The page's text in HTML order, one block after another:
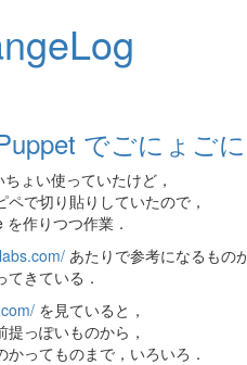
でごにょごに
ょい使っていたけど，
で切り貼りしていたので，
作りつつ作業．
あたりで参考になるもの
きている．
を見ていると，
っぽいものから，
ってものまで，いろいろ．